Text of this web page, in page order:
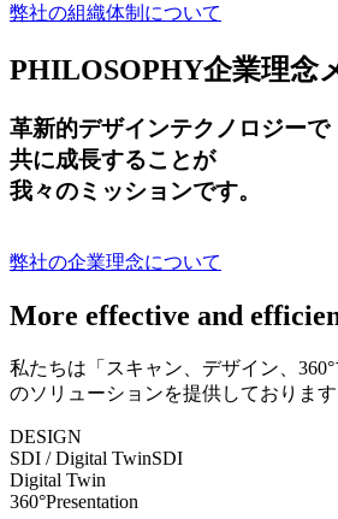
弊社の組織体制について
PHILOSOPHY企業理念
革新的デザインテクノロジーで
共に成長することが
我々のミッションです。
弊社の企業理念について
More effective and
私たちは「スキャン、デザイン、360°
のソリューションを提供しております
DESIGN
SDI / Digital TwinSDI
Digital Twin
360°Presentation